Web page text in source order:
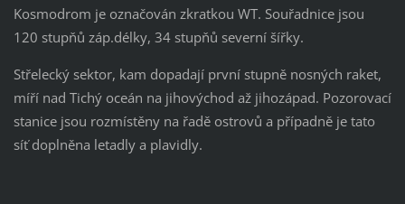
Kosmodrom je označován zkratkou WT. Souřadnice jsou
120 stupňů záp.délky, 34 stupňů severní šířky.
Střelecký sektor, kam dopadají první stupně nosných raket,
míří nad Tichý oceán na jihovýchod až jihozápad. Pozorovací
stanice jsou rozmístěny na řadě ostrovů a případně je tato
síť doplněna letadly a plavidly.